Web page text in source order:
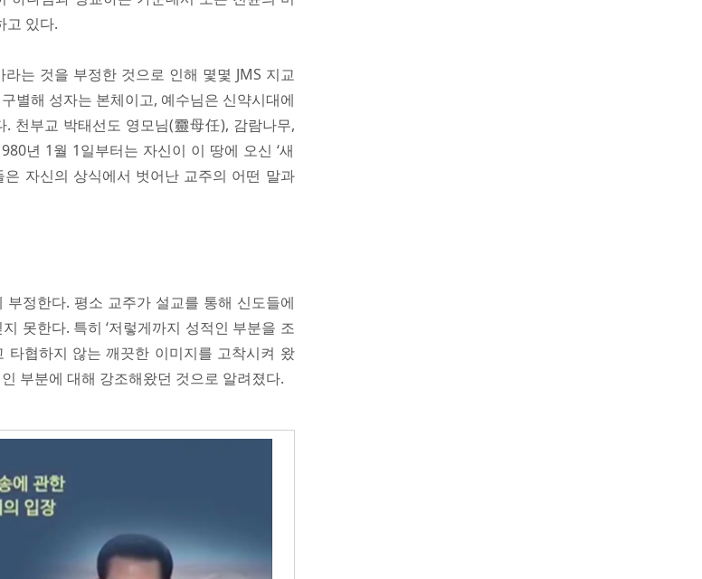
고 있다.
는 것을 부정한 것으로 인해 몇몇 JMS 지교
별해 성자는 본체이고, 예수님은 신약시대에
천부교 박태선도 영모님(靈母任), 감람나무,
년 1월 1일부터는 자신이 이 땅에 오신 ‘새
자신의 상식에서 벗어난 교주의 어떤 말과
정한다. 평소 교주가 설교를 통해 신도들에
못한다. 특히 ‘저렇게까지 성적인 부분을 조
타협하지 않는 깨끗한 이미지를 고착시켜 왔
부분에 대해 강조해왔던 것으로 알려졌다.